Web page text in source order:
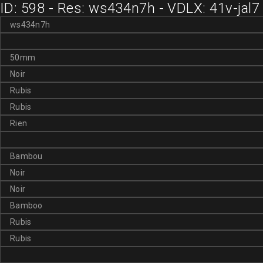
ID: 598 - Res: ws434n7h - VDLX: 41v-jal7